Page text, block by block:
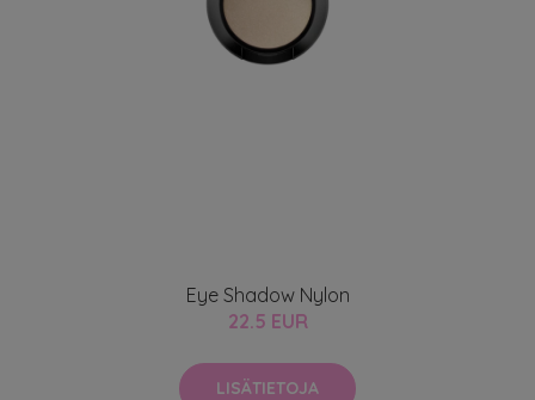
Eye Shadow Nylon
22.5 EUR
LISÄTIETOJA